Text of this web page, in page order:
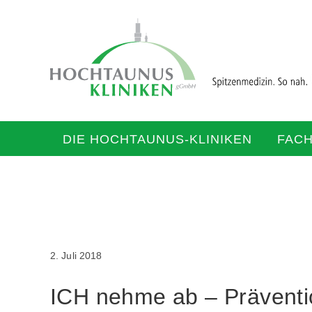
DIE HOCHTAUNUS-KLINIKEN
2. Juli 2018
ICH nehme ab –